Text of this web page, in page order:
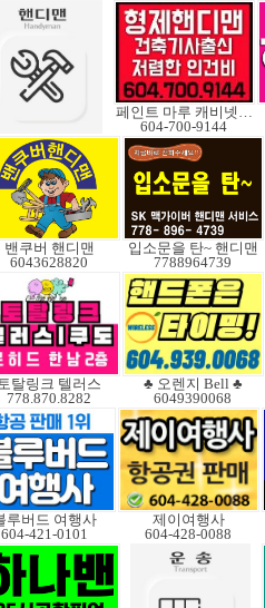
페인트 마루 캐비넷코팅
604-700-9144
밴쿠버 핸디맨
6043628820
입소문을 탄~ 핸디맨
7788964739
탈링크 텔러스
778.870.8282
♣ 오렌지 Bell ♣
6049390068
루버드 여행사
604-421-0101
제이여행사
604-428-0088